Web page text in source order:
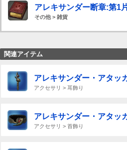
アレキサンダー断章:第1
その他 > 雑貨
関連アイテム
アレキサンダー・アタッ
アクセサリ > 耳飾り
アレキサンダー・アタッ
アクセサリ > 首飾り